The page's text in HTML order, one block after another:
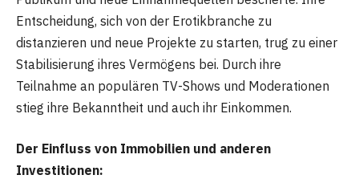
Entscheidung, sich von der Erotikbranche zu
distanzieren und neue Projekte zu starten, trug zu einer
Stabilisierung ihres Vermögens bei. Durch ihre
Teilnahme an populären TV-Shows und Moderationen
stieg ihre Bekanntheit und auch ihr Einkommen.
Der Einfluss von Immobilien und anderen
Investitionen: